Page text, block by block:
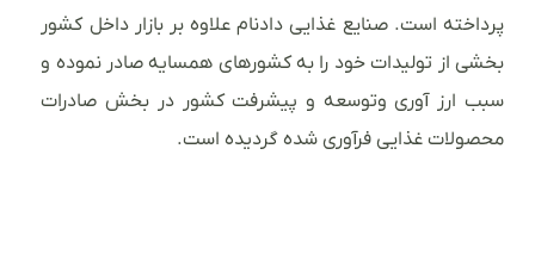
پرداخته است. صنایع غذایی دادنام علاوه بر بازار داخل کشور
بخشی از تولیدات خود را به کشورهای همسایه صادر نموده و
سبب ارز آوری وتوسعه و پیشرفت کشور در بخش صادرات
محصولات غذایی فرآوری شده گردیده است.